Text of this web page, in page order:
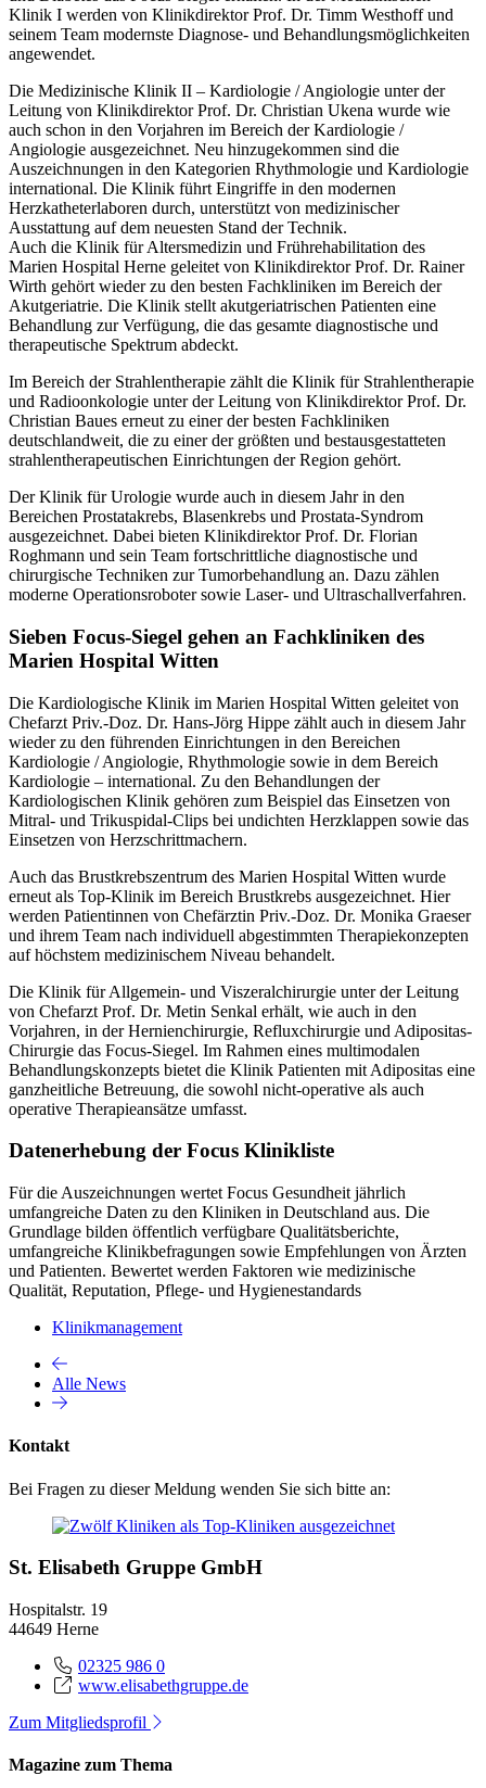
Klinik I werden von Klinikdirektor Prof. Dr. Timm Westhoff und
seinem Team modernste Diagnose- und Behandlungsmöglichkeiten
angewendet.
Die Medizinische Klinik II – Kardiologie / Angiologie unter der
Leitung von Klinikdirektor Prof. Dr. Christian Ukena wurde wie
auch schon in den Vorjahren im Bereich der Kardiologie /
Angiologie ausgezeichnet. Neu hinzugekommen sind die
Auszeichnungen in den Kategorien Rhythmologie und Kardiologie
international. Die Klinik führt Eingriffe in den modernen
Herzkatheterlaboren durch, unterstützt von medizinischer
Ausstattung auf dem neuesten Stand der Technik.
Auch die Klinik für Altersmedizin und Frührehabilitation des
Marien Hospital Herne geleitet von Klinikdirektor Prof. Dr. Rainer
Wirth gehört wieder zu den besten Fachkliniken im Bereich der
Akutgeriatrie. Die Klinik stellt akutgeriatrischen Patienten eine
Behandlung zur Verfügung, die das gesamte diagnostische und
therapeutische Spektrum abdeckt.
Im Bereich der Strahlentherapie zählt die Klinik für Strahlentherapie
und Radioonkologie unter der Leitung von Klinikdirektor Prof. Dr.
Christian Baues erneut zu einer der besten Fachkliniken
deutschlandweit, die zu einer der größten und bestausgestatteten
strahlentherapeutischen Einrichtungen der Region gehört.
Der Klinik für Urologie wurde auch in diesem Jahr in den
Bereichen Prostatakrebs, Blasenkrebs und Prostata-Syndrom
ausgezeichnet. Dabei bieten Klinikdirektor Prof. Dr. Florian
Roghmann und sein Team fortschrittliche diagnostische und
chirurgische Techniken zur Tumorbehandlung an. Dazu zählen
moderne Operationsroboter sowie Laser- und Ultraschallverfahren.
Sieben Focus-Siegel gehen an Fachkliniken des
Marien Hospital Witten
Die Kardiologische Klinik im Marien Hospital Witten geleitet von
Chefarzt Priv.-Doz. Dr. Hans-Jörg Hippe zählt auch in diesem Jahr
wieder zu den führenden Einrichtungen in den Bereichen
Kardiologie / Angiologie, Rhythmologie sowie in dem Bereich
Kardiologie – international. Zu den Behandlungen der
Kardiologischen Klinik gehören zum Beispiel das Einsetzen von
Mitral- und Trikuspidal-Clips bei undichten Herzklappen sowie das
Einsetzen von Herzschrittmachern.
Auch das Brustkrebszentrum des Marien Hospital Witten wurde
erneut als Top-Klinik im Bereich Brustkrebs ausgezeichnet. Hier
werden Patientinnen von Chefärztin Priv.-Doz. Dr. Monika Graeser
und ihrem Team nach individuell abgestimmten Therapiekonzepten
auf höchstem medizinischem Niveau behandelt.
Die Klinik für Allgemein- und Viszeralchirurgie unter der Leitung
von Chefarzt Prof. Dr. Metin Senkal erhält, wie auch in den
Vorjahren, in der Hernienchirurgie, Refluxchirurgie und Adipositas-
Chirurgie das Focus-Siegel. Im Rahmen eines multimodalen
Behandlungskonzepts bietet die Klinik Patienten mit Adipositas eine
ganzheitliche Betreuung, die sowohl nicht-operative als auch
operative Therapieansätze umfasst.
Datenerhebung der Focus Klinikliste
Für die Auszeichnungen wertet Focus Gesundheit jährlich
umfangreiche Daten zu den Kliniken in Deutschland aus. Die
Grundlage bilden öffentlich verfügbare Qualitätsberichte,
umfangreiche Klinikbefragungen sowie Empfehlungen von Ärzten
und Patienten. Bewertet werden Faktoren wie medizinische
Qualität, Reputation, Pflege- und Hygienestandards
Klinikmanagement
Alle News
Kontakt
Bei Fragen zu dieser Meldung wenden Sie sich bitte an:
St. Elisabeth Gruppe GmbH
Hospitalstr. 19
44649 Herne
02325 986 0
www.elisabethgruppe.de
Zum Mitgliedsprofil
Magazine zum Thema